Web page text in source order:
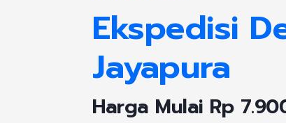
Ekspedisi
Jayapura
Harga Mulai Rp